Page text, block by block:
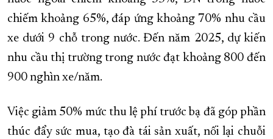
chiếm khoảng 65%, đáp ứng khoảng 70% nhu cầu
xe dưới 9 chỗ trong nước. Đến năm 2025, dự kiến
nhu cầu thị trường trong nước đạt khoảng 800 đến
900 nghìn xe/năm.
Việc giảm 50% mức thu lệ phí trước bạ đã góp phần
thúc đẩy sức mua, tạo đà tái sản xuất, nối lại chuỗi